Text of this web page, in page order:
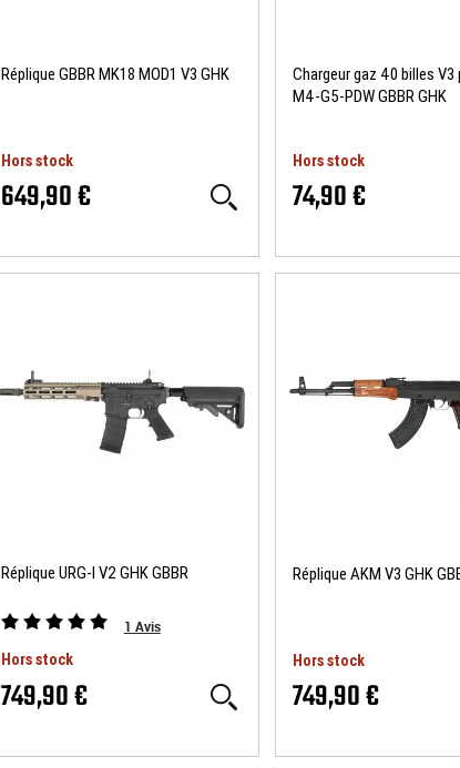
Réplique GBBR MK18 MOD1 V3 GHK
Hors stock
649,90 €
Chargeur gaz 40 billes V3
M4-G5-PDW GBBR GHK
Hors stock
74,90 €
Réplique URG-I V2 GHK GBBR
1 Avis
Hors stock
749,90 €
Réplique AKM V3 GHK
Hors stock
749,90 €